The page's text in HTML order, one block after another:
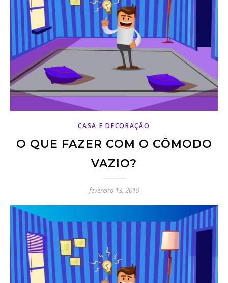
CASA E DECORAÇÃO
O QUE FAZER COM O CÔMODO
VAZIO?
fevereiro 13, 2019